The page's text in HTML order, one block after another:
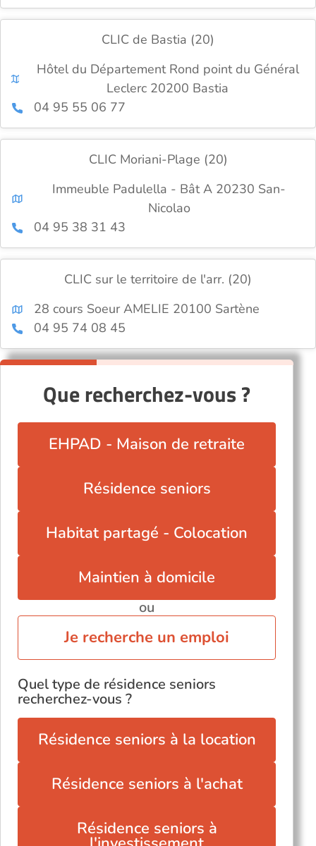
CLIC de Bastia (20)
Hôtel du Département Rond point du Général
Leclerc 20200 Bastia
04 95 55 06 77
CLIC Moriani-Plage (20)
Immeuble Padulella - Bât A 20230 San-
Nicolao
04 95 38 31 43
CLIC sur le territoire de l'arr. (20)
28 cours Soeur AMELIE 20100 Sartène
04 95 74 08 45
Que recherchez-vous ?
EHPAD - Maison de retraite
Résidence seniors
Habitat partagé - Colocation
Maintien à domicile
ou
Je recherche un emploi
Quel type de résidence seniors
recherchez-vous ?
Résidence seniors à la location
Résidence seniors à l'achat
Résidence seniors à